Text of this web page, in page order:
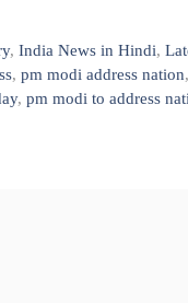
,India News in Hindi,
, pm modi address nation,
, pm modi to address